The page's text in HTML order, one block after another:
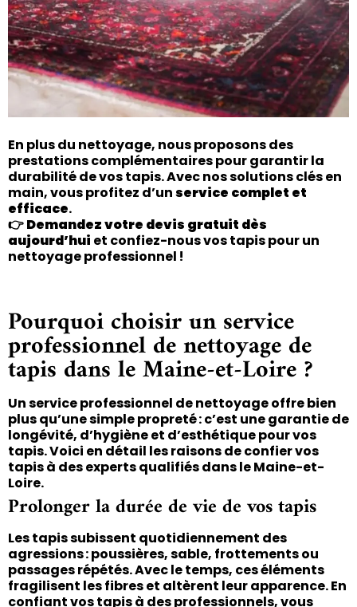
En plus du nettoyage, nous proposons des
prestations complémentaires pour garantir la
durabilité de vos tapis. Avec nos solutions clés en
main, vous profitez d’unservice complet et
efficace.
👉Demandez votre devis gratuit dès
aujourd’hui et confiez-nous vos tapis pour un
nettoyage professionnel !
Pourquoi choisir un service
professionnel de nettoyage de
tapis dans le Maine-et-Loire ?
Un service professionnel de nettoyage offre bien
plus qu’une simple propreté : c’est une garantie de
longévité, d’hygiène et d’esthétique pour vos
tapis. Voici en détail les raisons de confier vos
tapis à des experts qualifiés dans le Maine-et-
Loire.
Prolonger la durée de vie de vos tapis
Les tapis subissent quotidiennement des
agressions : poussières, sable, frottements ou
passages répétés. Avec le temps, ces éléments
fragilisent les fibres et altèrent leur apparence. En
confiant vos tapis à des professionnels, vous